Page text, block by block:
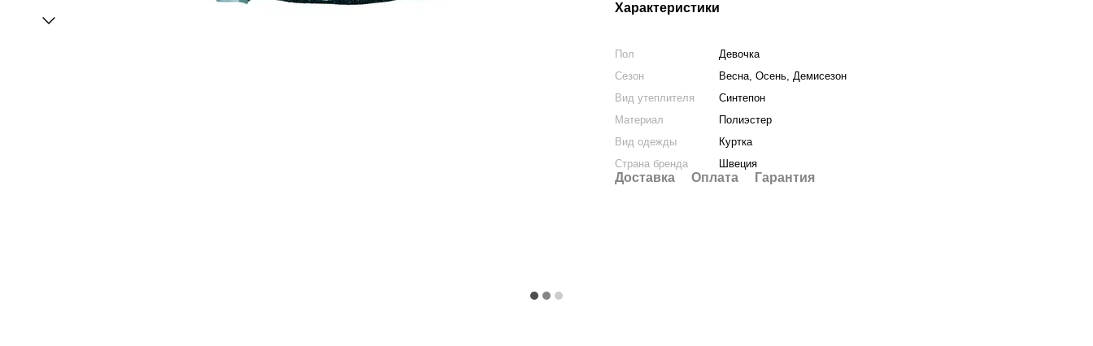
Характеристики
Пол
Девочка
Сезон
Весна, Осень, Демисезон
Вид утеплителя
Синтепон
Материал
Полиэстер
Вид одежды
Куртка
Страна бренда
Швеция
Доставка Оплата Гарантия